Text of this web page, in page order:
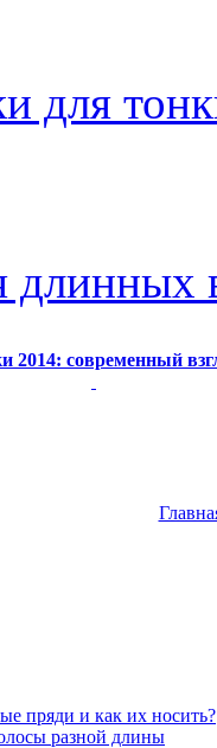
для
длинных
2014: современный
пряди и как их носить?
разной длины